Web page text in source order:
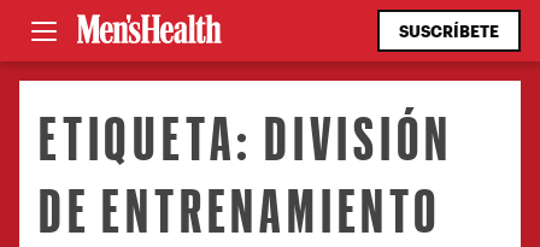
SUSCRÍBETE
ETIQUETA: DIVISIÓN
DE ENTRENAMIENTO